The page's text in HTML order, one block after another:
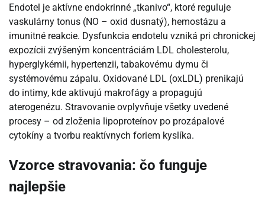
Endotel je aktívne endokrinné „tkanivo“, ktoré reguluje
vaskulárny tonus (NO – oxid dusnatý), hemostázu a
imunitné reakcie. Dysfunkcia endotelu vzniká pri chronickej
expozícii zvýšeným koncentráciám LDL cholesterolu,
hyperglykémii, hypertenzii, tabakovému dymu či
systémovému zápalu. Oxidované LDL (oxLDL) prenikajú
do intimy, kde aktivujú makrofágy a propagujú
aterogenézu. Stravovanie ovplyvňuje všetky uvedené
procesy – od zloženia lipoproteínov po prozápalové
cytokíny a tvorbu reaktívnych foriem kyslíka.
Vzorce stravovania: čo funguje
najlepšie